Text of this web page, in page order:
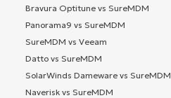
Bravura Optitune vs SureMDM
Panorama9 vs SureMDM
SureMDM vs Veeam
Datto vs SureMDM
SolarWinds Dameware vs SureMDM
Naverisk vs SureMDM